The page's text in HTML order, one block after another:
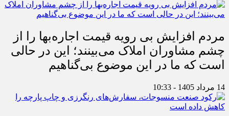
مردم افزایش بی رویه قیمت اجاره‌بها را از
چشم مشاوران املاک می‌بینند؛ این در حالی
است که ما در این موضوع بی‌گناهیم
14 مرداد 1405 - 10:33